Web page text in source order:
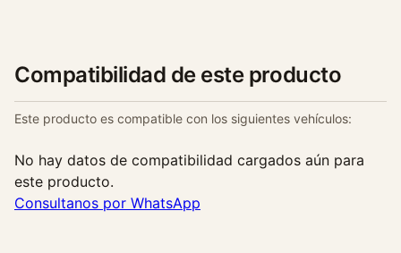
D
c
i
c
n
t
i
Compatibilidad de este producto
Este producto es compatible con los siguientes vehículos:
No hay datos de compatibilidad cargados aún para
este producto.
Consultanos por WhatsApp